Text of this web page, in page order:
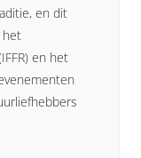
en dit
het
en het